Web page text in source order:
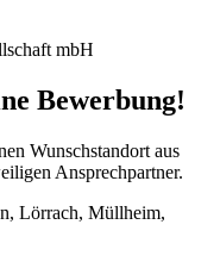
mbH
Bewerbung!
Wunschstandort aus
Ansprechpartner.
Lörrach, Müllheim,